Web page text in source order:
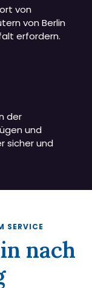
von
von Berlin
erfordern.
der
und
sicher und
SERVICE
nach